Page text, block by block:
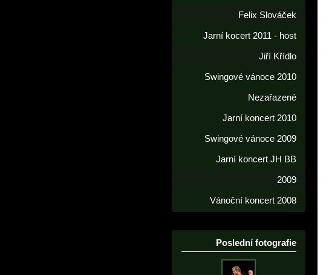
Felix Slováček
Jarní kocert 2011 - host
Jiří Křídlo
Swingové vánoce 2010
Nezařazené
Jarní koncert 2010
Swingové vánoce 2009
Jarní koncert JH BB
2009
Vánoční koncert 2008
Poslední fotografie